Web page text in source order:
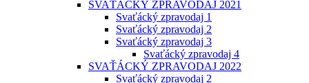
SVAŤÁCKÝ ZPRAVODAJ 2021
Svaťácký zpravodaj 1
Svaťácký zpravodaj 2
Svaťácký zpravodaj 3
Svaťácký zpravodaj 4
SVAŤÁCKÝ ZPRAVODAJ 2022
Svaťácký zpravodaj 2